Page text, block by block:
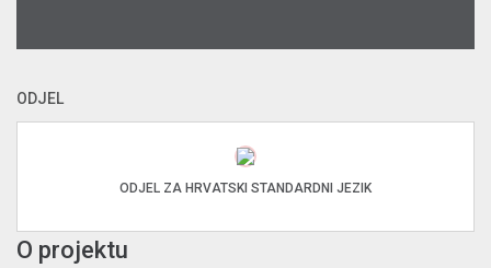
ODJEL
ODJEL ZA HRVATSKI STANDARDNI JEZIK
O projektu